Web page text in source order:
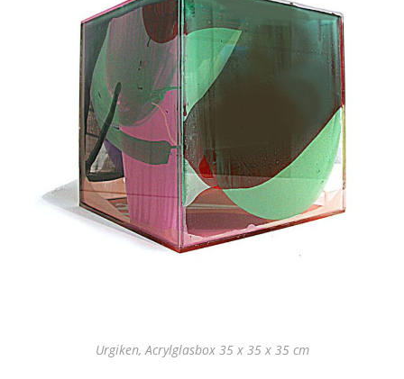
Urgiken, Acrylglasbox 35 x 35 x 35 cm